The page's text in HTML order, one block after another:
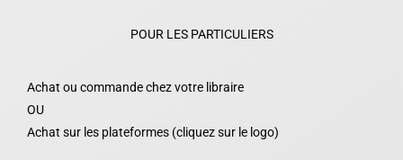
POUR LES PARTICULIERS
Achat ou commande chez votre libraire
OU
Achat sur les plateformes (cliquez sur le logo)